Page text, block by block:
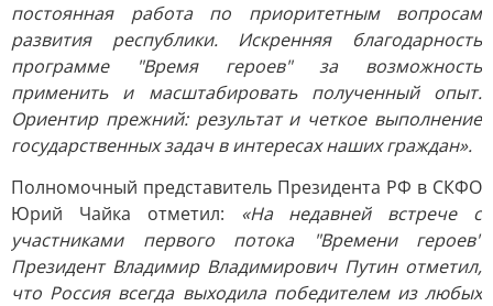
постоянная работа по приоритетным вопросам
развития республики. Искренняя благодарность
программе "Время героев" за возможность
применить и масштабировать полученный опыт.
Ориентир прежний: результат и четкое выполнение
государственных задач в интересах наших граждан».
Полномочный представитель Президента РФ в СКФО
Юрий Чайка отметил: «На недавней встрече с
участниками первого потока "Времени героев"
Президент Владимир Владимирович Путин отметил,
что Россия всегда выходила победителем из любых